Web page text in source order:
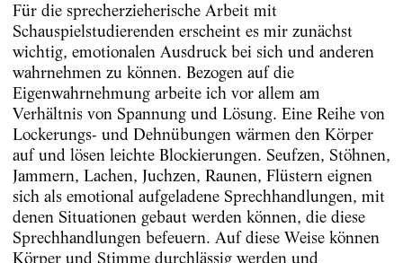
Für die sprecherzieherische Arbeit mit
Schauspielstudierenden erscheint es mir zunächst
wichtig, emotionalen Ausdruck bei sich und anderen
wahrnehmen zu können. Bezogen auf die
Eigenwahrnehmung arbeite ich vor allem am
Verhältnis von Spannung und Lösung. Eine Reihe von
Lockerungs- und Dehnübungen wärmen den Körper
auf und lösen leichte Blockierungen. Seufzen, Stöhnen,
Jammern, Lachen, Juchzen, Raunen, Flüstern eignen
sich als emotional aufgeladene Sprechhandlungen, mit
denen Situationen gebaut werden können, die diese
Sprechhandlungen befeuern. Auf diese Weise können
Körper und Stimme durchlässig werden und